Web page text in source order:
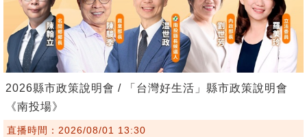
2026縣市政策說明會 / 「台灣好生活」縣市政策說明會
《南投場》
直播時間：2026/08/01 13:30